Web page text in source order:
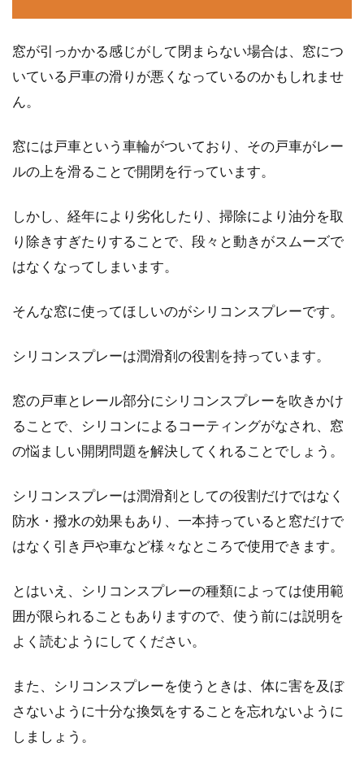
玄関の網戸を後付けしたい！取り付
新しい家や部屋に住み始めてみて、後から「〇
〇があった方がいいな」「〇〇があった方が良
窓の開け方に注意して虫予防！他に
経験をしたことはありませんか？これは虫が苦
窓からの虫の侵入を防ぐ！すぐでき
夜中に蚊の音で目が覚めたり、台所にコバエが
た虫に不快な...
新築の家なのにフローリングにきし
みが生じた！原因と修理法
きしみと言うと古い家だけに起きるものと考え
がちですが、実は新築の家でもきしみが生じる
窓が引っかかる感じがして閉まらない場合は、窓につ
いている戸車の滑りが悪くなっているのかもしれませ
ん。
窓には戸車という車輪がついており、その戸車がレー
ルの上を滑ることで開閉を行っています。
しかし、経年により劣化したり、掃除により油分を取
り除きすぎたりすることで、段々と動きがスムーズで
はなくなってしまいます。
そんな窓に使ってほしいのがシリコンスプレーです。
シリコンスプレーは潤滑剤の役割を持っています。
窓の戸車とレール部分にシリコンスプレーを吹きかけ
ることで、シリコンによるコーティングがなされ、窓
の悩ましい開閉問題を解決してくれることでしょう。
シリコンスプレーは潤滑剤としての役割だけではなく
防水・撥水の効果もあり、一本持っていると窓だけで
はなく引き戸や車など様々なところで使用できます。
とはいえ、シリコンスプレーの種類によっては使用範
囲が限られることもありますので、使う前には説明を
よく読むようにしてください。
また、シリコンスプレーを使うときは、体に害を及ぼ
さないように十分な換気をすることを忘れないように
しましょう。